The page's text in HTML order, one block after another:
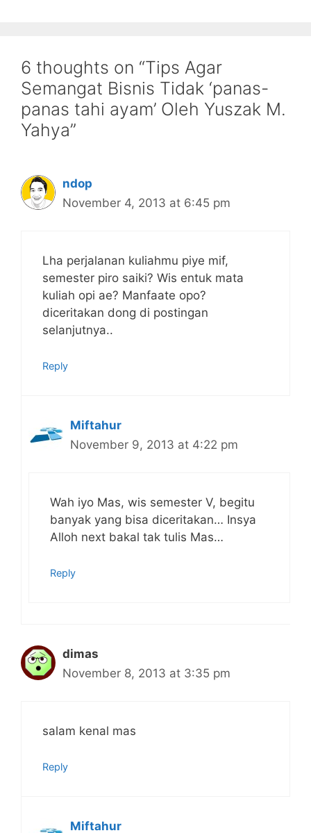
6 thoughts on “Tips Agar
Semangat Bisnis Tidak ‘panas-
panas tahi ayam’ Oleh Yuszak M.
Yahya”
ndop
November 4, 2013 at 6:45 pm
Lha perjalanan kuliahmu piye mif,
semester piro saiki? Wis entuk mata
kuliah opi ae? Manfaate opo?
diceritakan dong di postingan
selanjutnya..
Reply
Miftahur
November 9, 2013 at 4:22 pm
Wah iyo Mas, wis semester V, begitu
banyak yang bisa diceritakan… Insya
Alloh next bakal tak tulis Mas…
Reply
dimas
November 8, 2013 at 3:35 pm
salam kenal mas
Reply
Miftahur